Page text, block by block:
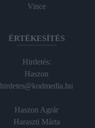
Vince
ÉRTÉKESÍTÉS
Hirdetés:
Haszon
hirdetes@kodmedia.hu
Haszon Agrár
Haraszti Márta